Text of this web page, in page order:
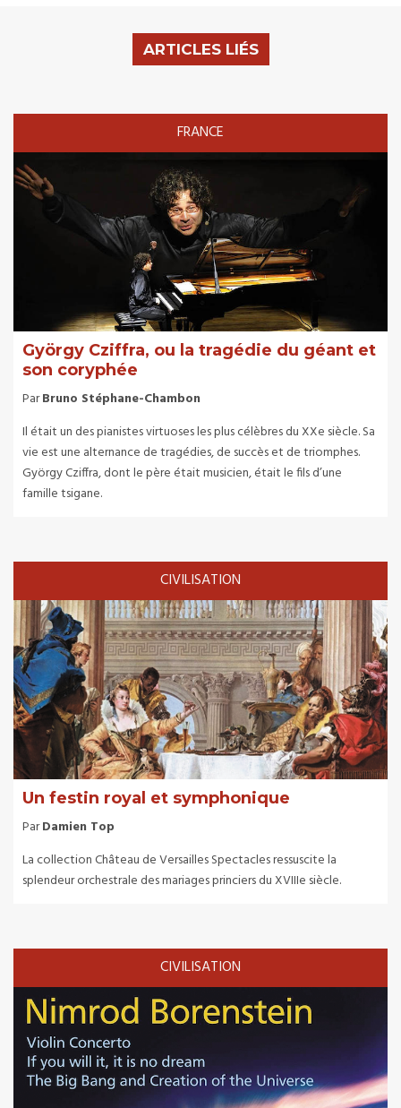
ARTICLES LIÉS
FRANCE
György Cziffra, ou la tragédie du géant et
son coryphée
ParBruno Stéphane-Chambon
Il était un des pianistes virtuoses les plus célèbres du XXe siècle. Sa
vie est une alternance de tragédies, de succès et de triomphes.
György Cziffra, dont le père était musicien, était le fils d’une
famille tsigane.
CIVILISATION
Un festin royal et symphonique
ParDamien Top
La collection Château de Versailles Spectacles ressuscite la
splendeur orchestrale des mariages princiers du XVIIIe siècle.
CIVILISATION